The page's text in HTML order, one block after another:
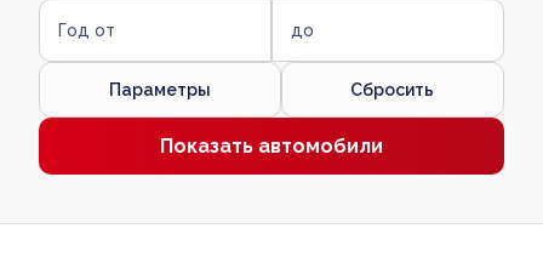
Год от до
Параметры Сбросить
Показать автомобили